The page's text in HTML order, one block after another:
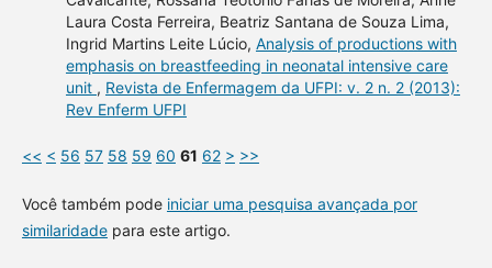
Laura Costa Ferreira, Beatriz Santana de Souza Lima,
Ingrid Martins Leite Lúcio, Analysis of productions with
emphasis on breastfeeding in neonatal intensive care
unit , Revista de Enfermagem da UFPI: v. 2 n. 2 (2013):
Rev Enferm UFPI
<< < 56 57 58 59 60 61 62 > >>
Você também pode iniciar uma pesquisa avançada por
similaridadepara este artigo.